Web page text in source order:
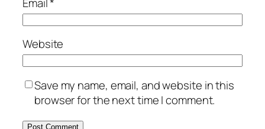
Email*
Website
Save my name, email, and website in this
browser for the next time I comment.